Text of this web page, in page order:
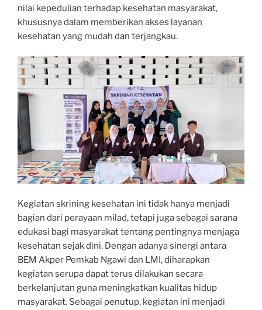
nilai kepedulian terhadap kesehatan masyarakat,
khususnya dalam memberikan akses layanan
kesehatan yang mudah dan terjangkau.
Kegiatan skrining kesehatan ini tidak hanya menjadi
bagian dari perayaan milad, tetapi juga sebagai sarana
edukasi bagi masyarakat tentang pentingnya menjaga
kesehatan sejak dini. Dengan adanya sinergi antara
BEM Akper Pemkab Ngawi dan LMI, diharapkan
kegiatan serupa dapat terus dilakukan secara
berkelanjutan guna meningkatkan kualitas hidup
masyarakat. Sebagai penutup, kegiatan ini menjadi